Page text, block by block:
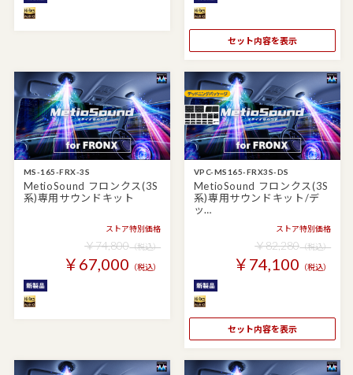
セット内容を表示
MS-165-FRX-3S
MetioSound フロンクス(3S
系)専用サウンドキット
ストア特別価格
￥74,800（税込）
￥67,000 （税込）
VPC-MS165-FRX3S-DS
MetioSound フロンクス(3S
系)専用サウンドキット/デ
ッ…
ストア特別価格
￥82,280（税込）
￥74,100 （税込）
セット内容を表示